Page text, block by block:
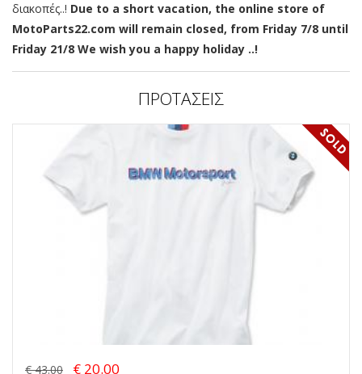
διακοπές..! Due to a short vacation, the online store of
MotoParts22.com will remain closed, from Friday 7/8 until
Friday 21/8 We wish you a happy holiday ..!
ΠΡΟΤΑΣΕΙΣ
€ 43.00 € 20.00